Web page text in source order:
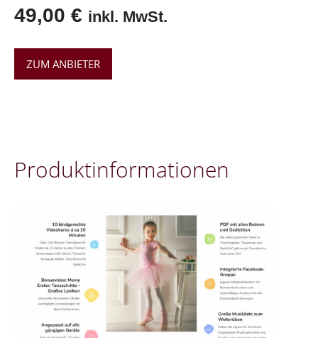
49,00 € inkl. MwSt.
ZUM ANBIETER
Pro­dukt­in­for­ma­tio­nen